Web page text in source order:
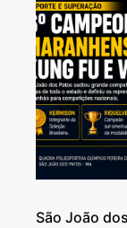
São João